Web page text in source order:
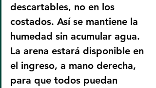
descartables, no en los
costados. Así se mantiene la
humedad sin acumular agua.
La arena estará disponible en
el ingreso, a mano derecha,
para que todos puedan